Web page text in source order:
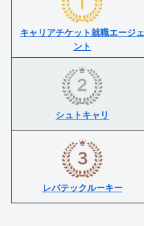
キャリアチケット就職エージェ
ント
シュトキャリ
レバテックルーキー